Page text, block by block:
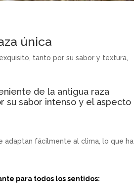
única
tanto por su sabor y textura,
de la antigua raza
su sabor intenso y el aspecto
adaptan fácilmente al clima, lo que ha
para todos los sentidos: